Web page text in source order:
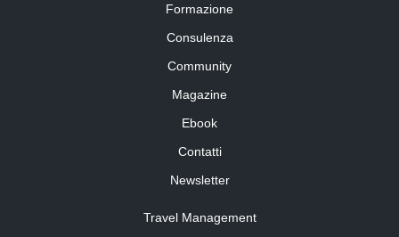
Formazione
Consulenza
Community
Magazine
Ebook
Contatti
Newsletter
Travel Management